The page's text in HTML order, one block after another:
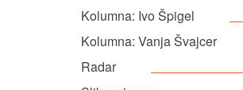
Kolumna: Ivo Špigel
Kolumna: Vanja Švajcer
Radar